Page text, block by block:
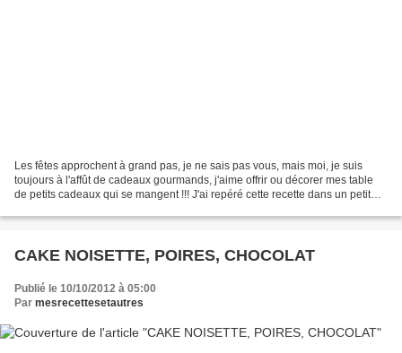
Les fêtes approchent à grand pas, je ne sais pas vous, mais moi, je suis
toujours à l'affût de cadeaux gourmands, j'aime offrir ou décorer mes table
de petits cadeaux qui se mangent !!! J'ai repéré cette recette dans un petit
CAKE NOISETTE, POIRES, CHOCOLAT
Publié le 10/10/2012 à 05:00
Par mesrecettesetautres